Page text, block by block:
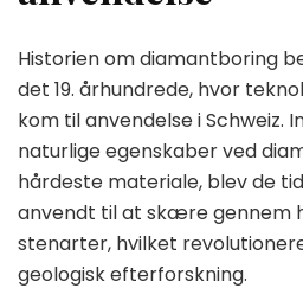
Historien om diamantboring
det 19. århundrede, hvor
kom til anvendelse i Schweiz.
naturlige egenskaber ved
hårdeste materiale, blev de
anvendt til at skære gennem
stenarter, hvilket
geologisk efterforskning.